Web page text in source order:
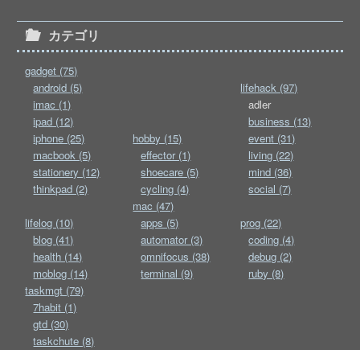
カテゴリ
gadget (75)
android (5)
imac (1)
ipad (12)
iphone (25)
macbook (5)
stationery (12)
thinkpad (2)
hobby (15)
effector (1)
shoecare (5)
cycling (4)
lifehack (97)
adler
business (13)
event (31)
living (22)
mind (36)
social (7)
lifelog (10)
blog (41)
health (14)
moblog (14)
mac (47)
apps (5)
automator (3)
omnifocus (38)
terminal (9)
prog (22)
coding (4)
debug (2)
ruby (8)
taskmgt (79)
7habit (1)
gtd (30)
taskchute (8)